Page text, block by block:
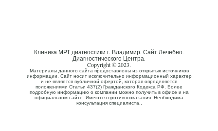
Клиника МРТ диагностики г. Владимир. Сайт Лечебно-
Диагностического Центра.
Copyright © 2023.
Материалы данного сайта предоставлены из открытых источников
информации. Сайт носит исключительно информационный характер
и не является публичной офертой, которая определяется
положениями Статьи 437(2) Гражданского Кодекса РФ. Более
подробную информацию о компании можно получить в офисе и на
официальном сайте. Имеются противопоказания. Необходима
консультация специалиста..